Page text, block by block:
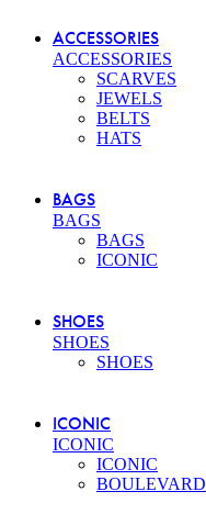
ACCESSORIES
ACCESSORIES
SCARVES
JEWELS
BELTS
HATS
BAGS
BAGS
BAGS
ICONIC
SHOES
SHOES
SHOES
ICONIC
ICONIC
ICONIC
BOULEVARD